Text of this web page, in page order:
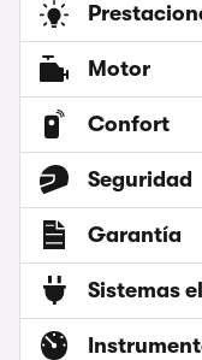
Motor
Confort
Seguridad
Garantía
Sistemas